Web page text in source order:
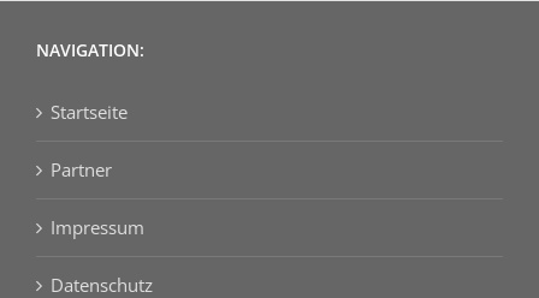
NAVIGATION:
Startseite
Partner
Impressum
Datenschutz